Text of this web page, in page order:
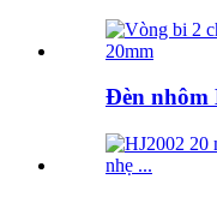
Đèn nhôm